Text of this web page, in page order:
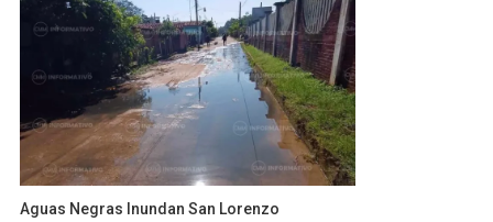
Aguas Negras Inundan San Lorenzo